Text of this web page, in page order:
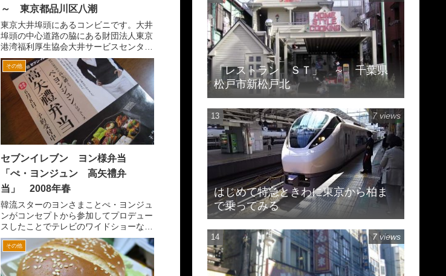
～ 東京都品川区八潮
東京大井埠頭にあるコンビニです。大井
埠頭の中心道路の脇にある財団法人東京
港湾福利厚生協会大井サービスセンター
の施設の建物に付属してあります。 店
舗のカラーから一見してサンクスという
のがうかがい知ることが出来るのです
が、名称は、ポートストアで...
その他
セブンイレブン ヨン様弁当
「ぺ・ヨンジュン 高矢禮弁
当」 2008年春
韓流スターのヨンさまことぺ・ヨンジュ
ンがコンセプトから参加してプロデュー
スしたことでテレビのワイドショーなど
でも有名な東京都港区白金にある韓国伝
統料理店「高矢禮」。 その「高矢禮」
のお弁当が、セブンイレブンから限定で
販売されました。 ６月８...
その他
「レストラン ＳＴ」 ～ 千葉県
松戸市新松戸北
はじめて特急ときわに東京から柏ま
で乗ってみる
7 views
7 views